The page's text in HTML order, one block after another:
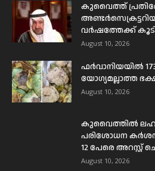
കുവൈത്ത്
വർഷത്തേക്ക് കൂടി
August 10, 2026
ഫർവാനിയയിൽ
യോഗ്യമല്ലാത്ത
August 10, 2026
കുവൈത്തിൽ
പരിശോധന
12 പേരെ അറസ്റ്റ്
August 10, 2026